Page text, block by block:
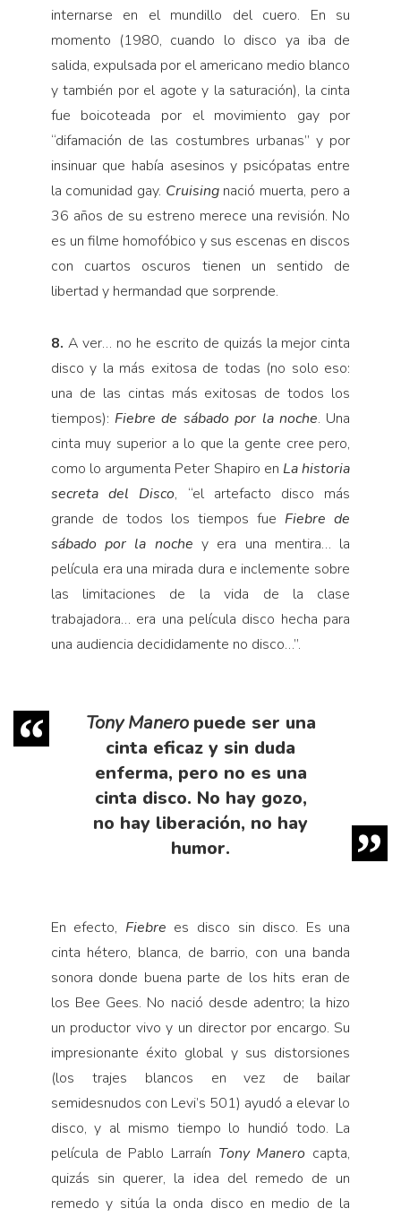
internarse en el mundillo del cuero. En su
momento (1980, cuando lo disco ya iba de
salida, expulsada por el americano medio blanco
y también por el agote y la saturación), la cinta
fue boicoteada por el movimiento gay por
“difamación de las costumbres urbanas” y por
insinuar que había asesinos y psicópatas entre
la comunidad gay. Cruising nació muerta, pero a
36 años de su estreno merece una revisión. No
es un filme homofóbico y sus escenas en discos
con cuartos oscuros tienen un sentido de
libertad y hermandad que sorprende.
8. A ver… no he escrito de quizás la mejor cinta
disco y la más exitosa de todas (no solo eso:
una de las cintas más exitosas de todos los
tiempos): Fiebre de sábado por la noche. Una
cinta muy superior a lo que la gente cree pero,
como lo argumenta Peter Shapiro en La historia
secreta del Disco, “el artefacto disco más
grande de todos los tiempos fue Fiebre de
sábado por la noche y era una mentira… la
película era una mirada dura e inclemente sobre
las limitaciones de la vida de la clase
trabajadora… era una película disco hecha para
una audiencia decididamente no disco…”.
Tony Manero puede ser una
cinta eficaz y sin duda
enferma, pero no es una
cinta disco. No hay gozo,
no hay liberación, no hay
humor.
En efecto, Fiebre es disco sin disco. Es una
cinta hétero, blanca, de barrio, con una banda
sonora donde buena parte de los hits eran de
los Bee Gees. No nació desde adentro; la hizo
un productor vivo y un director por encargo. Su
impresionante éxito global y sus distorsiones
(los trajes blancos en vez de bailar
semidesnudos con Levi’s 501) ayudó a elevar lo
disco, y al mismo tiempo lo hundió todo. La
película de Pablo Larraín Tony Manero capta,
quizás sin querer, la idea del remedo de un
remedo y sitúa la onda disco en medio de la